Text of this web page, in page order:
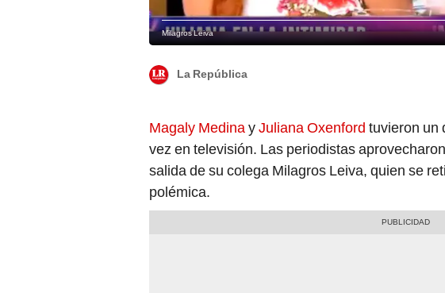
Milagros Leiva
La República
Magaly MedinayJuliana Oxenford tuvieron un
vez en televisión. Las periodistas
salida de su colega Milagros Leiva, quien se
polémica.